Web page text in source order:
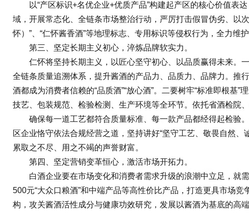
以“产区标识+名优企业+优质产品”构建起产区的核心价值表
域，开展常态化、全链条市场整治行动，严厉打击假冒伪劣、以
怀）”、“仁怀酱香酒”等地理标志、专用标识等侵权行为，全力维
第三、坚定长期主义初心，淬炼品牌软实力。
仁怀将坚持长期主义，以匠心坚守初心、以品质赢得未来。一
全链条质量追溯体系，提升酱酒的产品力、品质力、品牌力。推
酒都成为消费者信赖的“品质酒”“放心酒”。二要树牢“标准即根
技艺、包装规范、检验检测、生产环境等全环节。依托省酒检院
确保每一道工艺都符合质量标准、每一款产品都经得起检验。
区企业恪守依法合规经营之道，坚持讲好“坚守工艺、敬畏自然
累取之不尽、用之不竭的声誉财富。
第四、坚定营销变革恒心，激活市场开拓力。
白酒企业要在市场变化和消费者需求升级的浪潮中立足，就
500元“大众口粮酒”和中端产品等高性价比产品，打造更具市场
构，攻关酱酒活性成分与健康功效研究，发展以酱酒为基底的高